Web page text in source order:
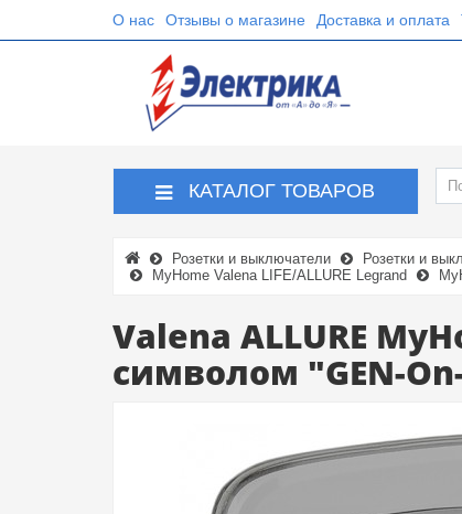
О нас Отзывы о магазине Доставка и оплата
КАТАЛОГ ТОВАРОВ
Розетки и выключатели Розетки и
MyHome Valena LIFE/ALLURE Legrand
Valena ALLURE
символом "GEN-